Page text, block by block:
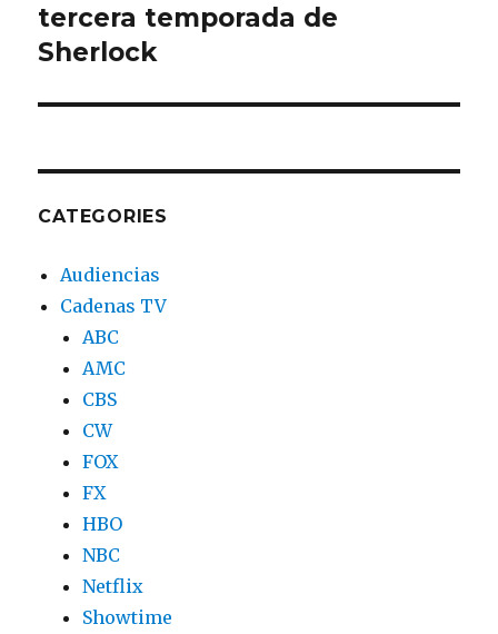
post:
tercera temporada de
Sherlock
CATEGORIES
Audiencias
Cadenas TV
ABC
AMC
CBS
CW
FOX
FX
HBO
NBC
Netflix
Showtime